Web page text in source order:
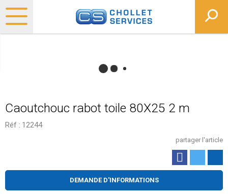
Caoutchouc rabot toile 80X25 2 m
Réf : 12244
partager l'article
DEMANDE D'INFORMATIONS